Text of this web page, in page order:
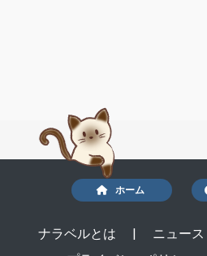
ホーム
ナラベルとは ニュース